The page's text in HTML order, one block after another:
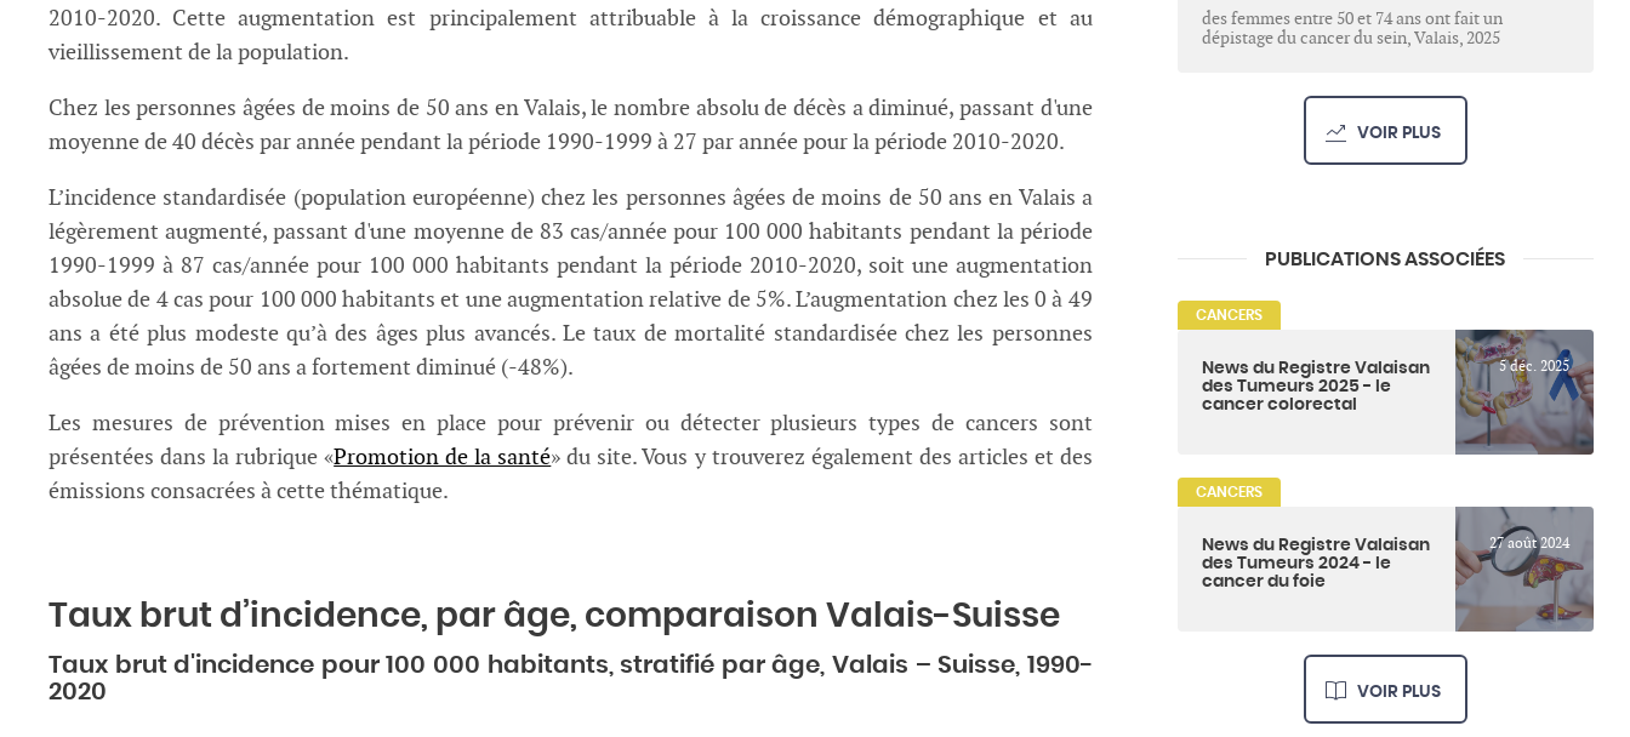
2010-2020. Cette augmentation est principalement attribuable à la croissance démographique et au
vieillissement de la population.
Chez les personnes âgées de moins de 50 ans en Valais, le nombre absolu de décès a diminué, passant d'une
moyenne de 40 décès par année pendant la période 1990-1999 à 27 par année pour la période 2010-2020.
L’incidence standardisée (population européenne) chez les personnes âgées de moins de 50 ans en Valais a
légèrement augmenté, passant d'une moyenne de 83 cas/année pour 100 000 habitants pendant la période
1990-1999 à 87 cas/année pour 100 000 habitants pendant la période 2010-2020, soit une augmentation
absolue de 4 cas pour 100 000 habitants et une augmentation relative de 5%. L’augmentation chez les 0 à 49
ans a été plus modeste qu’à des âges plus avancés. Le taux de mortalité standardisée chez les personnes
âgées de moins de 50 ans a fortement diminué (-48%).
Les mesures de prévention mises en place pour prévenir ou détecter plusieurs types de cancers sont
présentées dans la rubrique «Promotion de la santé» du site. Vous y trouverez également des articles et des
émissions consacrées à cette thématique.
Taux brut d’incidence, par âge, comparaison Valais-Suisse
Taux brut d'incidence pour 100 000 habitants, stratifié par âge, Valais – Suisse, 1990-
2020
des femmes entre 50 et 74 ans ont fait un
dépistage du cancer du sein, Valais, 2025
VOIR PLUS
PUBLICATIONS ASSOCIÉES
CANCERS
News du Registre Valaisan
des Tumeurs 2025 - le
cancer colorectal
5 déc. 2025
CANCERS
News du Registre Valaisan
des Tumeurs 2024 - le
cancer du foie
27 août 2024
VOIR PLUS